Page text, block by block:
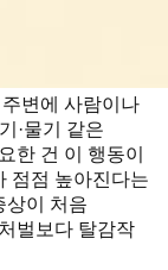
변에 사람이나
·물기 같은
한 건 이 행동이
점점 높아진다는
상이 처음
벌보다 탈감작